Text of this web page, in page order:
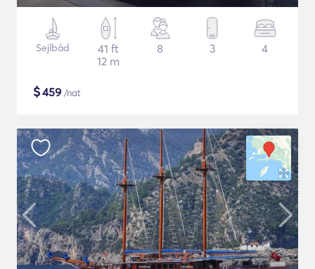
Sejlbåd
41 ft
12 m
8 3 4
$459 /nat